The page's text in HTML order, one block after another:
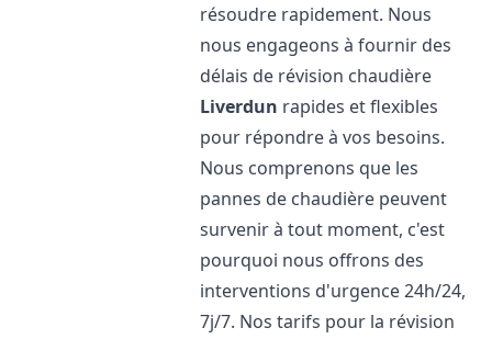
résoudre rapidement. Nous
nous engageons à fournir des
délais de révision chaudière
Liverdun rapides et flexibles
pour répondre à vos besoins.
Nous comprenons que les
pannes de chaudière peuvent
survenir à tout moment, c'est
pourquoi nous offrons des
interventions d'urgence 24h/24,
7j/7. Nos tarifs pour la révision